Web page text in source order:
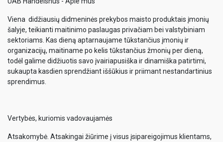
Viena didžiausių didmeninės prekybos maisto produktais įmonių
šalyje, teikianti maitinimo paslaugas privačiam bei valstybiniam
sektoriams. Kas dieną aptarnaujame tūkstančius įmonių ir
organizacijų, maitiname po kelis tūkstančius žmonių per dieną,
todėl galime didžiuotis savo įvairiapusiška ir dinamiška patirtimi,
sukaupta kasdien sprendžiant iššūkius ir priimant nestandartinius
sprendimus.
Vertybės, kuriomis vadovaujamės
Atsakomybė. Atsakingai žiūrime į visus įsipareigojimus klientams,